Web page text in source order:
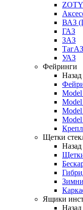
ВАЗ
ГАЗ
ЗАЗ
ТагАЗ
УАЗ
Фейринги
Назад
Model
Model
Щетки
Назад
Ящики
Назад